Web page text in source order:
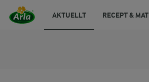
AKTUELLT RECEPT & MAT